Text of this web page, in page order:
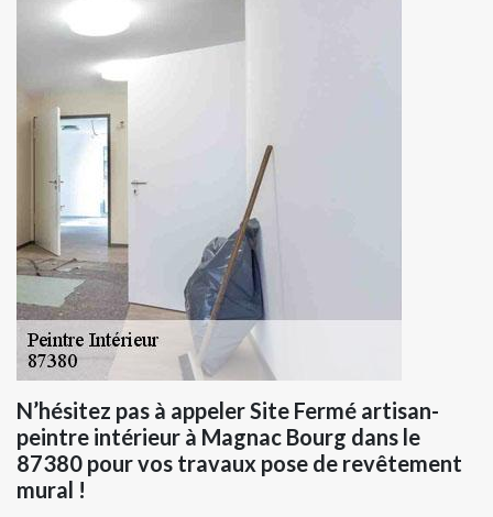
N’hésitez pas à appeler Site Fermé artisan-
peintre intérieur à Magnac Bourg dans le
87380 pour vos travaux pose de revêtement
mural !